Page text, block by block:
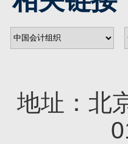
地址：北